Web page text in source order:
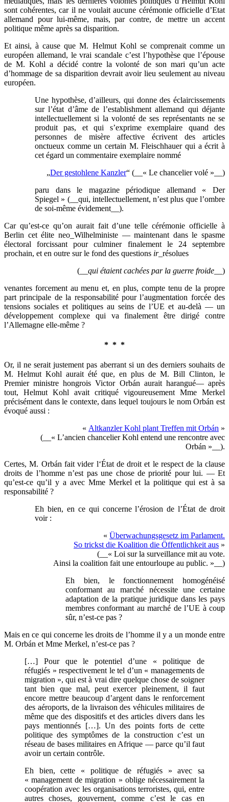
sont cohérentes, car il ne voulait aucune cérémonie officielle d’Etat
allemand pour lui-même, mais, par contre, de mettre un accent
politique même après sa disparition.
Et ainsi, à cause que M. Helmut Kohl se comprenait comme un
européen allemand, le vrai scandale c’est l’hypothèse que l’épouse
de M. Kohl a décidé contre la volonté de son mari qu’un acte
d’hommage de sa disparition devrait avoir lieu seulement au niveau
européen.
Une hypothèse, d’ailleurs, qui donne des éclaircissements
sur l’état d’âme de l’establishment allemand qui déjante
intellectuellement si la volonté de ses représentants ne se
produit pas, et qui s’exprime exemplaire quand des
personnes de misère affective écrivent des articles
onctueux comme un certain M. Fleischhauer qui a écrit à
cet égard un commentaire exemplaire nommé
„Der gestohlene Kanzler“ (__« Le chancelier volé »__)
paru dans le magazine périodique allemand « Der
Spiegel » (__qui, intellectuellement, n’est plus que l’ombre
de soi-même évidement__).
Car qu’est-ce qu’on aurait fait d’une telle cérémonie officielle à
Berlin cet élite neo_Wilhelministe — maintenant dans le spasme
électoral forcissant pour culminer finalement le 24 septembre
prochain, et en outre sur le fond des questions ir_ résolues
(__ qui étaient cachées par la guerre froide __)
venantes forcement au menu et, en plus, compte tenu de la propre
part principale de la responsabilité pour l’augmentation forcée des
tensions sociales et politiques au seins de l’UE et au-delà — un
développement complexe qui va finalement être dirigé contre
l’Allemagne elle-même ?
* * *
Or, il ne serait justement pas aberrant si un des derniers souhaits de
M. Helmut Kohl aurait été que, en plus de M. Bill Clinton, le
Premier ministre hongrois Victor Orbán aurait harangué— après
tout, Helmut Kohl avait critiqué vigoureusement Mme Merkel
précisément dans le contexte, dans lequel toujours le nom Orbán est
évoqué aussi :
« Altkanzler Kohl plant Treffen mit Orbán »
(__« L’ancien chancelier Kohl entend une rencontre avec
Orbán »__).
Certes, M. Orbán fait vider l‘État de droit et le respect de la clause
droits de l’homme n’est pas une chose de priorité pour lui. — Et
qu’est-ce qu’il y a avec Mme Merkel et la politique qui est à sa
responsabilité ?
Eh bien, en ce qui concerne l’érosion de l’État de droit
voir :
« Überwachungsgesetz im Parlament.
So trickst die Koalition die Öffentlichkeit aus »
(__« Loi sur la surveillance mit au vote.
Ainsi la coalition fait une entourloupe au public. »__)
Eh bien, le fonctionnement homogénéisé
conformant au marché nécessite une certaine
adaptation de la pratique juridique dans les pays
membres conformant au marché de l’UE à coup
sûr, n’est-ce pas ?
Mais en ce qui concerne les droits de l’homme il y a un monde entre
M. Orbán et Mme Merkel, n’est-ce pas ?
[…] Pour que le potentiel d’une « politique de
réfugiés » respectivement le tel d’un « managements de
migration », qui est à vrai dire quelque chose de soigner
tant bien que mal, peut exercer pleinement, il faut
encore mettre beaucoup d’argent dans le renforcement
des aéroports, de la livraison des véhicules militaires de
même que des dispositifs et des articles divers dans les
pays mentionnés […]. Un des points forts de cette
politique des symptômes de la construction c’est un
réseau de bases militaires en Afrique — parce qu’il faut
avoir un certain contrôle.
Eh bien, cette « politique de réfugiés » avec sa
« management de migration » oblige nécessairement la
coopération avec les organisations terroristes, qui, entre
autres choses, gouvernent, comme c’est le cas en